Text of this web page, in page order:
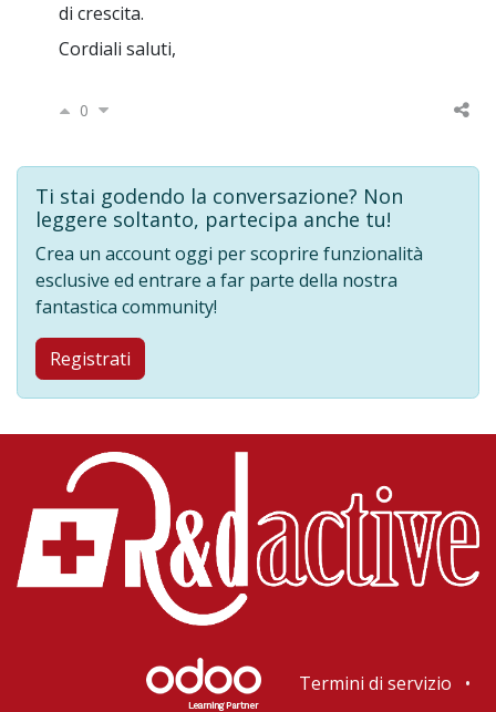
di crescita.
Cordiali saluti,
0
Ti stai godendo la conversazione? Non
leggere soltanto, partecipa anche tu!
Crea un account oggi per scoprire funzionalità
esclusive ed entrare a far parte della nostra
fantastica community!
Registrati
Termini di servizio •